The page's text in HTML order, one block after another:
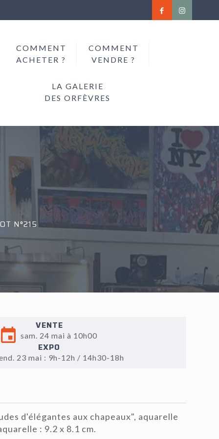
COMMENT
ACHETER ?
COMMENT
VENDRE ?
LA GALERIE
DES ORFÈVRES
N°215
VENTE
sam. 24 mai à 10h00
EXPO
23 mai : 9h-12h / 14h30-18h
d'élégantes aux chapeaux", aquarelle
: 9.2 x 8.1 cm.